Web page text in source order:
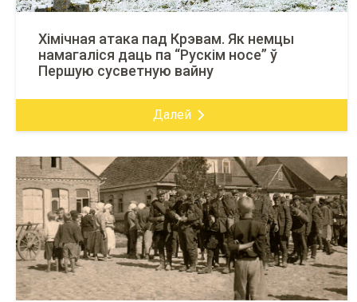
Хімічная атака пад Крэвам. Як немцы
намагаліся даць па “Рускім носе” ў
Першую сусветную вайну
Далей